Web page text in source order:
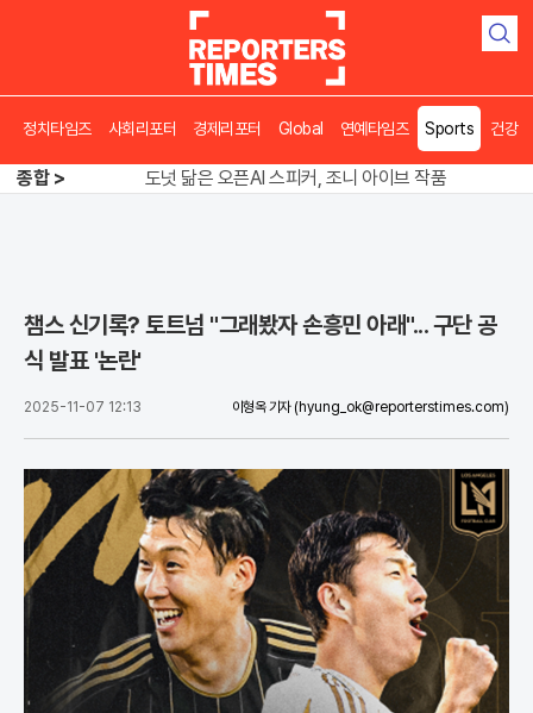
검
정치타임즈 사회리포터 경제리포터 Global 연예타임즈 Sports 건강
종합 >
송영길 인천서 반전 노려, 2주차 경선 요동
도넛 닮은 오픈AI 스피커, 조니 아이브 작품
챔스 신기록? 토트넘 "그래봤자 손흥민 아래"... 구단 공
식 발표 '논란'
2025-11-07 12:13 이형옥 기자 (hyung_ok@reporterstimes.com)